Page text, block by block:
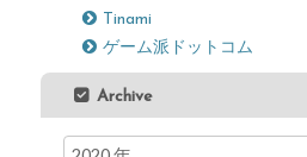
Tinami
ゲーム派ドットコム
Archive